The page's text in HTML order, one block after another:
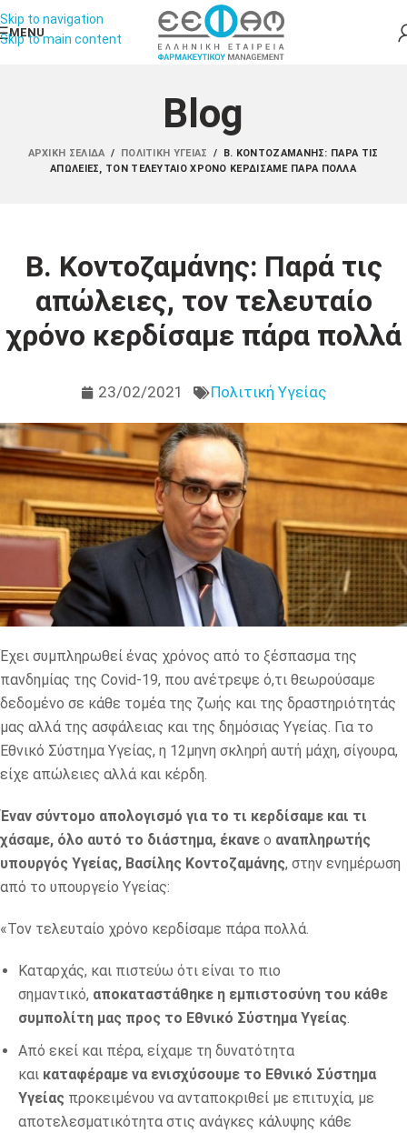
Skip to navigation
Skip to main content
MENU
Blog
ΑΡΧΙΚΉ ΣΕΛΊΔΑ / ΠΟΛΙΤΙΚΉ ΥΓΕΊΑΣ /
Β. ΚΟΝΤΟΖΑΜΆΝΗΣ: ΠΑΡΆ ΤΙΣ
ΑΠΏΛΕΙΕΣ, ΤΟΝ ΤΕΛΕΥΤΑΊΟ ΧΡΌΝΟ ΚΕΡΔΊΣΑΜΕ ΠΆΡΑ ΠΟΛΛΆ
Β. Κοντοζαμάνης: Παρά τις
απώλειες, τον τελευταίο
χρόνο κερδίσαμε πάρα πολλά
23/02/2021 Πολιτική Υγείας
Έχει συμπληρωθεί ένας χρόνος από το ξέσπασμα της
πανδημίας της Covid-19, που ανέτρεψε ό,τι θεωρούσαμε
δεδομένο σε κάθε τομέα της ζωής και της δραστηριότητάς
μας αλλά της ασφάλειας και της δημόσιας Υγείας. Για το
Εθνικό Σύστημα Υγείας, η 12μηνη σκληρή αυτή μάχη, σίγουρα,
είχε απώλειες αλλά και κέρδη.
Έναν σύντομο απολογισμό για το τι κερδίσαμε και τι
χάσαμε, όλο αυτό το διάστημα, έκανε ο αναπληρωτής
υπουργός Υγείας, Βασίλης Κοντοζαμάνης, στην ενημέρωση
από το υπουργείο Υγείας:
«Τον τελευταίο χρόνο κερδίσαμε πάρα πολλά.
Καταρχάς, και πιστεύω ότι είναι το πιο
σημαντικό, αποκαταστάθηκε η εμπιστοσύνη του κάθε
συμπολίτη μας προς το Εθνικό Σύστημα Υγείας.
Από εκεί και πέρα, είχαμε τη δυνατότητα
και καταφέραμε να ενισχύσουμε το Εθνικό Σύστημα
Υγείας προκειμένου να ανταποκριθεί με επιτυχία, με
αποτελεσματικότητα στις ανάγκες κάλυψης κάθε